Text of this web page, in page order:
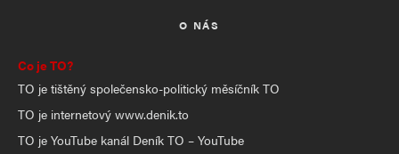
O NÁS
Co je TO?
TO je tištěný společensko-politický měsíčník TO
TO je internetový www.denik.to
TO je YouTube kanál Deník TO – YouTube